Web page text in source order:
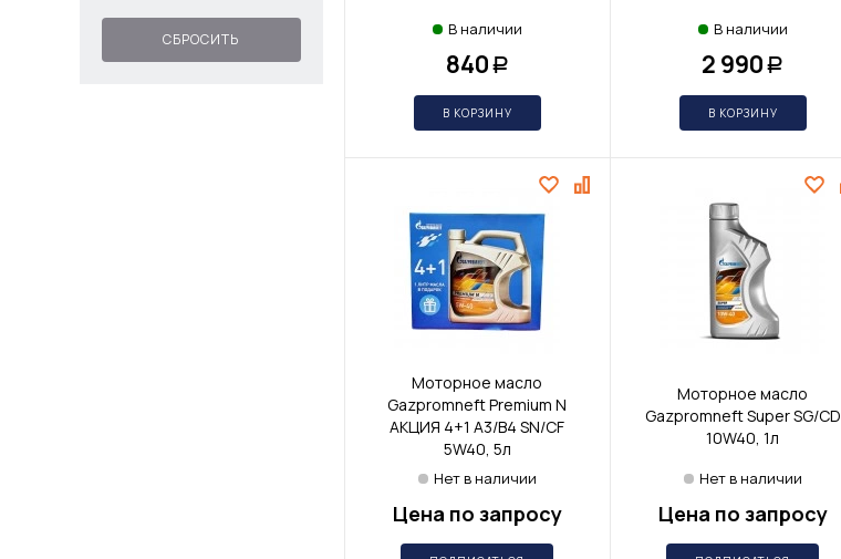
СБРОСИТЬ
В наличии
840 Р
В КОРЗИНУ
В наличии
2 990 Р
В КОРЗИНУ
Моторное масло
Gazpromneft Premium N
АКЦИЯ 4+1 A3/B4 SN/CF
5W40, 5л
Нет в наличии
Цена по запросу
Моторное масло
Gazpromneft Super SG/CD
10W40, 1л
Нет в наличии
Цена по запросу